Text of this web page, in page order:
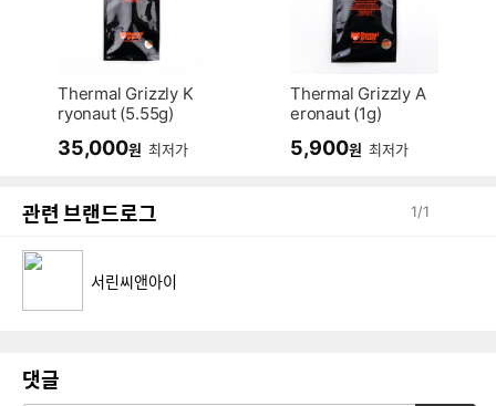
Thermal Grizzly K
ryonaut (5.55g)
35,000원 최저가
Thermal Grizzly A
eronaut (1g)
5,900원 최저가
관련 브랜드로그 1/1
서린씨앤아이
댓글